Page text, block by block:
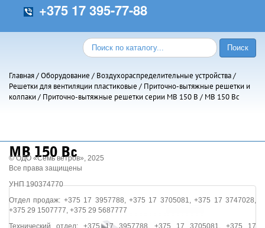
+375 17 395-77-88
Главная/Оборудование / Воздухораспределительные устройства/
Решетки для вентиляции пластиковые / Приточно-вытяжные решетки и
колпаки/ Приточно-вытяжные решетки серии МВ 150 В / МВ 150 Вс
МВ 150 Вс
© ОДО «Семь ветров», 2025
Все права защищены
УНП 190374770
Отдел продаж: +375 17 3957788, +375 17 3705081, +375 17 3747028,
+375 29 1507777, +375 29 5687777
Технический отдел: +375 17 3957788, +375 17 3705081, +375 17